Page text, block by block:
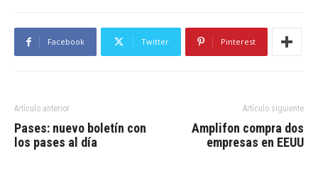
Facebook Twitter Pinterest
Artículo anterior
Pases: nuevo boletín con
los pases al día
Artículo siguiente
Amplifon compra dos
empresas en EEUU